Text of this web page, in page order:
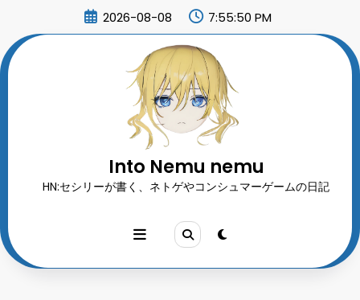
ン
ツ
2026-08-08 7:55:52 PM
Into Nemu nemu
HN:セシリーが書く、ネトゲやコンシュマーゲームの日記